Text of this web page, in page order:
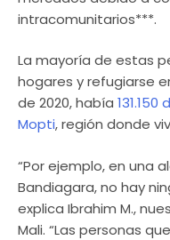
intracomunitarios***.
La mayoría de estas
hogares y refugiarse
de 2020, había
Mopti, región donde
“Por ejemplo, en una
Bandiagara, no hay
explica Ibrahim M.,
Mali. “Las personas